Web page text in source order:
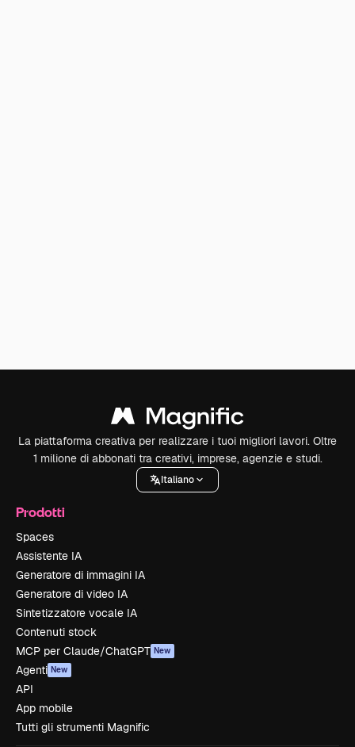
La piattaforma creativa per realizzare i tuoi migliori lavori. Oltre
1 milione di abbonati tra creativi, imprese, agenzie e studi.
Italiano
Prodotti
Spaces
Assistente IA
Generatore di immagini IA
Generatore di video IA
Sintetizzatore vocale IA
Contenuti stock
MCP per Claude/ChatGPT New
Agenti New
API
App mobile
Tutti gli strumenti Magnific